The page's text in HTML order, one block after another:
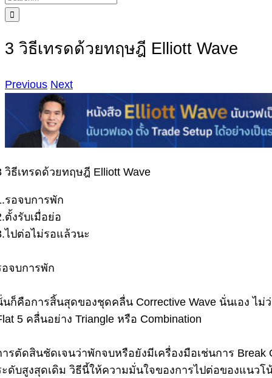
for:
3 วิธีเทรดด้วยทฤษฎี Elliott Wave
Previous Next
วิธีเทรดด้วยทฤษฎี Elliott Wave
รอจบการพัก
ตั้งรับเมื่อย่อ
ไปต่อไม่รอแล้วนะ
อจบการพัก
นก็คือการสิ้นสุดของชุดคลื่น Corrective Wave นั่นเอง ไม่
5 คลื่นอย่าง Triangle หรือ Combination
ารตัดสินชัดเจนว่าพักจบหรือยังมีเครื่องมือเช่นการ
ะดับสูงสุดเดิม วิธีนี้ให้ความมั่นใจของการไปต่อของแนวโ